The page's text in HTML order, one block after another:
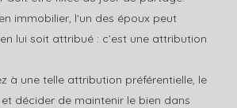
immobilier, l'un des époux peut
lui soit attribué : c’est une attribution
à une telle attribution préférentielle, le
décider de maintenir le bien dans